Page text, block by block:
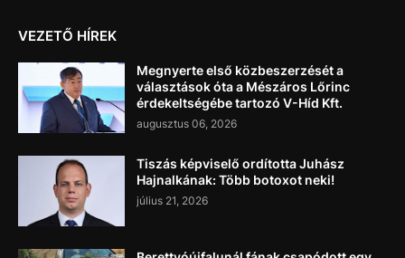
VEZETŐ HÍREK
Megnyerte első közbeszerzését a
választások óta a Mészáros Lőrinc
érdekeltségébe tartozó V-Híd Kft.
augusztus 06, 2026
Tiszás képviselő ordította Juhász
Hajnalkának: Több botoxot neki!
július 21, 2026